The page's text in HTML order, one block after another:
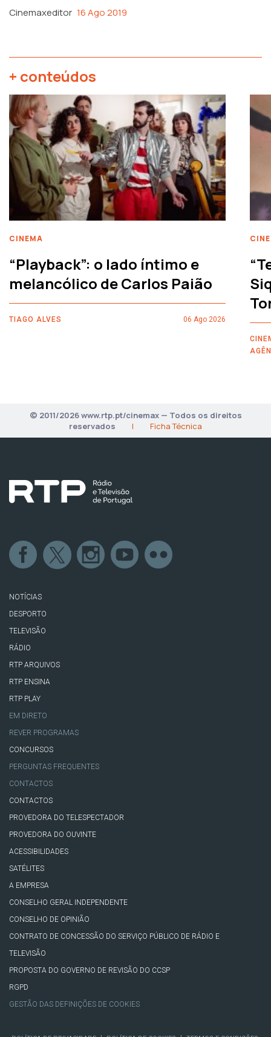
Cinemaxeditor 16 Ago 2019
+ conteúdos
CINEMA
“Playback”: o lado íntimo e
melancólico de Carlos Paião
TIAGO ALVES 06 Ago 2026
© 2011/2026 www.rtp.pt/cinemax — Todos os direitos
reservados
| Ficha Técnica
NOTÍCIAS
DESPORTO
TELEVISÃO
RÁDIO
RTP ARQUIVOS
RTP ENSINA
RTP PLAY
EM DIRETO
REVER PROGRAMAS
CONCURSOS
PERGUNTAS FREQUENTES
CONTACTOS
CONTACTOS
PROVEDORA DO TELESPECTADOR
PROVEDORA DO OUVINTE
ACESSIBILIDADES
SATÉLITES
A EMPRESA
CONSELHO GERAL INDEPENDENTE
CONSELHO DE OPINIÃO
CONTRATO DE CONCESSÃO DO SERVIÇO PÚBLICO DE RÁDIO E
TELEVISÃO
PROPOSTA DO GOVERNO DE REVISÃO DO CCSP
RGPD
GESTÃO DAS DEFINIÇÕES DE COOKIES